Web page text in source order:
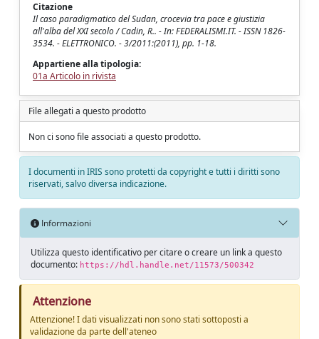
Citazione
Il caso paradigmatico del Sudan, crocevia tra pace e giustizia
all'alba del XXI secolo / Cadin, R.. - In: FEDERALISMI.IT. - ISSN 1826-
3534. - ELETTRONICO. - 3/2011:(2011), pp. 1-18.
Appartiene alla tipologia:
01a Articolo in rivista
File allegati a questo prodotto
Non ci sono file associati a questo prodotto.
I documenti in IRIS sono protetti da copyright e tutti i diritti sono
riservati, salvo diversa indicazione.
Informazioni
Utilizza questo identificativo per citare o creare un link a questo
documento: https://hdl.handle.net/11573/500342
Attenzione
Attenzione! I dati visualizzati non sono stati sottoposti a
validazione da parte dell'ateneo